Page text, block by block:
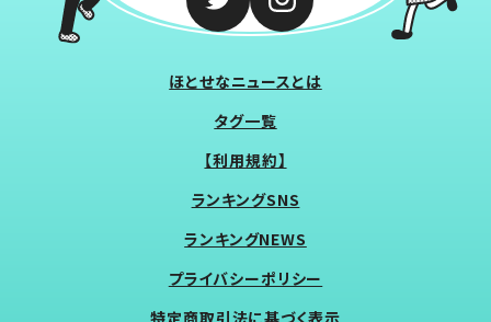
ほとせなニュースとは
タグ一覧
【利用規約】
ランキングSNS
ランキングNEWS
プライバシーポリシー